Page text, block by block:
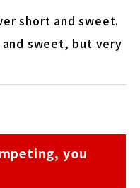
short and sweet.
and sweet, but very
you